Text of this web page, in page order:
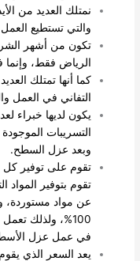
نمتلك العديد من
والتي تستطيع العمل
تكون من أشهر
الرياض فقط، وإنما
كما أنها تمتلك
التفاني في العمل
يكون لديها خبراء
التسريبات
وبعد عزل السطح.
تقوم على توفير كل
تقوم بتوفير المواد
عن مواد مستوردة،
100%، ولذلك
في عمل عزل
يعد السعر الذي